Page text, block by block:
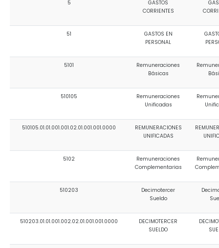
GESTIÓN ADMINISTRATIVA
Plan Anual Contratación - PAC
PRESUPUESTO: EJECUCIÓN Y REPORTES
Cédulas presupuestarias y balances
Procesos de contratación
Obras y proyectos
5
GASTOS
CORRIENTES
51
GASTOS EN
PERSONAL
5101
Remuneraciones
Básicas
510105
Remuneraciones
Unificadas
510105.01.01.001.001.02.01.001.001.0000
REMUNERACIONES
UNIFICADAS
5102
Remuneraciones
Complementarias
510203
Decimotercer
Sueldo
510203.01.01.001.002.02.01.001.001.0000
DECIMOTERCER
SUELDO